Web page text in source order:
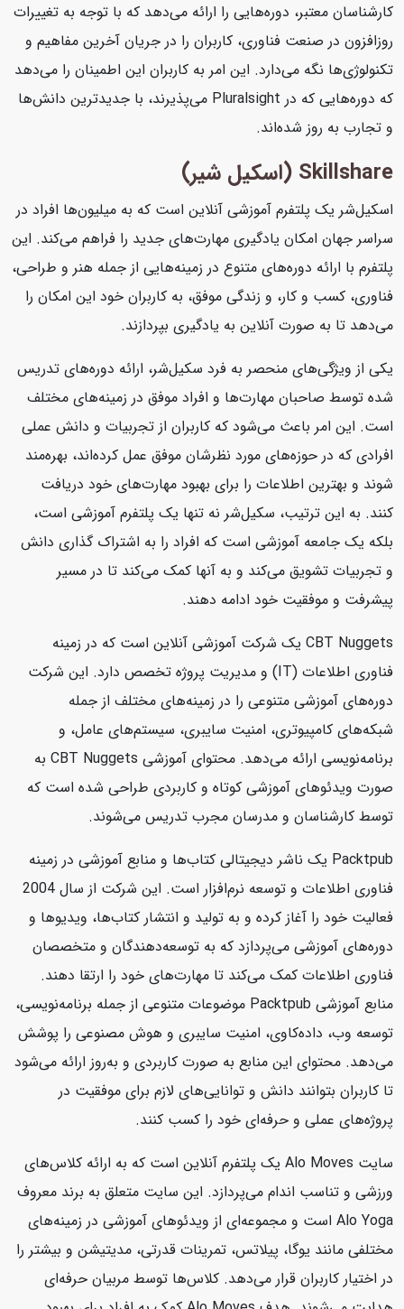
کارشناسان معتبر، دوره‌هایی را ارائه می‌دهد که با توجه به تغییرات
روزافزون در صنعت فناوری، کاربران را در جریان آخرین مفاهیم و
تکنولوژی‌ها نگه می‌دارد. این امر به کاربران این اطمینان را می‌دهد
که دوره‌هایی که در Pluralsight می‌پذیرند، با جدیدترین دانش‌ها
و تجارب به روز شده‌اند.
Skillshare (اسکیل شیر)
اسکیل‌شر یک پلتفرم آموزشی آنلاین است که به میلیون‌ها افراد در
سراسر جهان امکان یادگیری مهارت‌های جدید را فراهم می‌کند. این
پلتفرم با ارائه دوره‌های متنوع در زمینه‌هایی از جمله هنر و طراحی،
فناوری، کسب و کار، و زندگی موفق، به کاربران خود این امکان را
می‌دهد تا به صورت آنلاین به یادگیری بپردازند.
یکی از ویژگی‌های منحصر به فرد سکیل‌شر، ارائه دوره‌های تدریس
شده توسط صاحبان مهارت‌ها و افراد موفق در زمینه‌های مختلف
است. این امر باعث می‌شود که کاربران از تجربیات و دانش عملی
افرادی که در حوزه‌های مورد نظرشان موفق عمل کرده‌اند، بهره‌مند
شوند و بهترین اطلاعات را برای بهبود مهارت‌های خود دریافت
کنند. به این ترتیب، سکیل‌شر نه تنها یک پلتفرم آموزشی است،
بلکه یک جامعه آموزشی است که افراد را به اشتراک گذاری دانش
و تجربیات تشویق می‌کند و به آنها کمک می‌کند تا در مسیر
پیشرفت و موفقیت خود ادامه دهند.
CBT Nuggets یک شرکت آموزشی آنلاین است که در زمینه
فناوری اطلاعات (IT) و مدیریت پروژه تخصص دارد. این شرکت
دوره‌های آموزشی متنوعی را در زمینه‌های مختلف از جمله
شبکه‌های کامپیوتری، امنیت سایبری، سیستم‌های عامل، و
برنامه‌نویسی ارائه می‌دهد. محتوای آموزشی CBT Nuggets به
صورت ویدئوهای آموزشی کوتاه و کاربردی طراحی شده است که
توسط کارشناسان و مدرسان مجرب تدریس می‌شوند.
Packtpub یک ناشر دیجیتالی کتاب‌ها و منابع آموزشی در زمینه
فناوری اطلاعات و توسعه نرم‌افزار است. این شرکت از سال 2004
فعالیت خود را آغاز کرده و به تولید و انتشار کتاب‌ها، ویدیوها و
دوره‌های آموزشی می‌پردازد که به توسعه‌دهندگان و متخصصان
فناوری اطلاعات کمک می‌کند تا مهارت‌های خود را ارتقا دهند.
منابع آموزشی Packtpub موضوعات متنوعی از جمله برنامه‌نویسی،
توسعه وب، داده‌کاوی، امنیت سایبری و هوش مصنوعی را پوشش
می‌دهد. محتوای این منابع به صورت کاربردی و به‌روز ارائه می‌شود
تا کاربران بتوانند دانش و توانایی‌های لازم برای موفقیت در
پروژه‌های عملی و حرفه‌ای خود را کسب کنند.
سایت Alo Moves یک پلتفرم آنلاین است که به ارائه کلاس‌های
ورزشی و تناسب اندام می‌پردازد. این سایت متعلق به برند معروف
Alo Yoga است و مجموعه‌ای از ویدئوهای آموزشی در زمینه‌های
مختلفی مانند یوگا، پیلاتس، تمرینات قدرتی، مدیتیشن و بیشتر را
در اختیار کاربران قرار می‌دهد. کلاس‌ها توسط مربیان حرفه‌ای